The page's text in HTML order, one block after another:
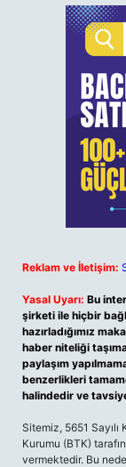
Reklam ve İletişim:
Yasal Uyarı: Bu
şirketi ile hiçbir
hazırladığımız
haber niteliği
paylaşım
benzerlikleri
halindedir ve
Sitemiz, 5651
Kurumu (BTK)
vermektedir. Bu